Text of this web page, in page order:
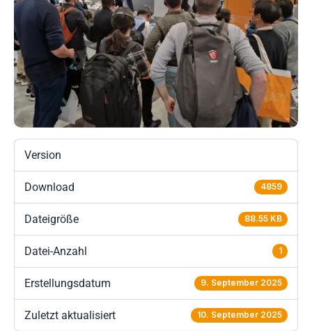
Version
Download 4859
Dateigröße 88.55 KB
Datei-Anzahl 1
Erstellungsdatum 9. September 2025
Zuletzt aktualisiert 10. September 2025